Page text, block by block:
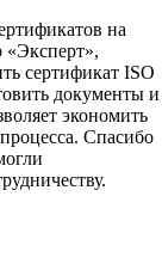
на
сертификат ISO
документы и
экономить
Спасибо